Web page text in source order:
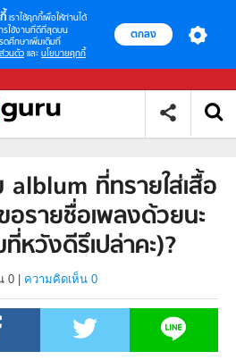
เราใช้คุกกี้เพื่อให้ท่านได้
รใช้งานที่ดีที่สุดบน
รดศึกษาเพิ่มเติมที่
วนตัว และ นโยบายคุกกี้
ตกลง
ที่ทรายใส่เสื้อ
อรายชื่อเพลงด้วยนะ
หวังดีรึเปล่าคะ)?
0 ความคิดเห็น 0